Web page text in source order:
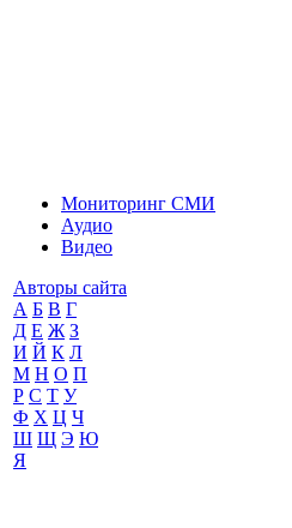
Мониторинг СМИ
Аудио
Видео
Авторы сайта
А Б В Г
Д Е Ж З
И Й К Л
М Н О П
Р С Т У
Ф Х Ц Ч
Ш Щ Э Ю
Я